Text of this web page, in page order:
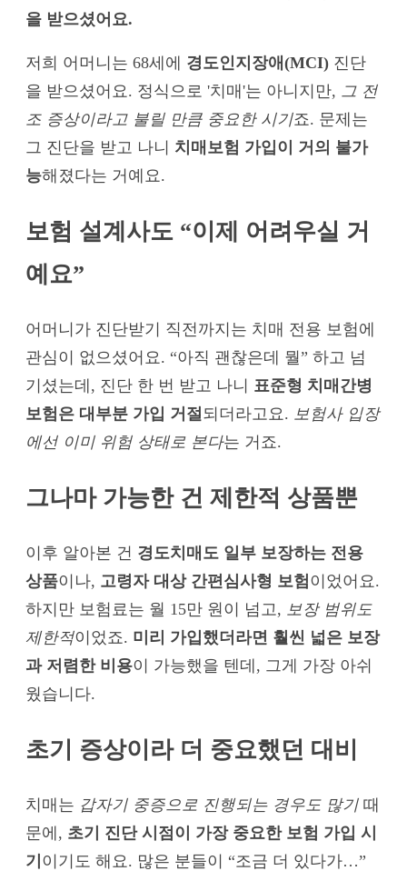
을 받으셨어요.
저희 어머니는 68세에 경도인지장애(MCI) 진단
을 받으셨어요. 정식으로 '치매'는 아니지만, 그 전
조 증상이라고 불릴 만큼 중요한 시기죠. 문제는
그 진단을 받고 나니 치매보험 가입이 거의 불가
능해졌다는 거예요.
보험 설계사도 “이제 어려우실 거
예요”
어머니가 진단받기 직전까지는 치매 전용 보험에
관심이 없으셨어요. “아직 괜찮은데 뭘” 하고 넘
기셨는데, 진단 한 번 받고 나니 표준형 치매간병
보험은 대부분 가입 거절되더라고요. 보험사 입장
에선 이미 위험 상태로 본다는 거죠.
그나마 가능한 건 제한적 상품뿐
이후 알아본 건 경도치매도 일부 보장하는 전용
상품이나, 고령자 대상 간편심사형 보험이었어요.
하지만 보험료는 월 15만 원이 넘고, 보장 범위도
제한적이었죠. 미리 가입했더라면 훨씬 넓은 보장
과 저렴한 비용이 가능했을 텐데, 그게 가장 아쉬
웠습니다.
초기 증상이라 더 중요했던 대비
치매는 갑자기 중증으로 진행되는 경우도 많기 때
문에, 초기 진단 시점이 가장 중요한 보험 가입 시
기 이기도 해요. 많은 분들이 “조금 더 있다가…”